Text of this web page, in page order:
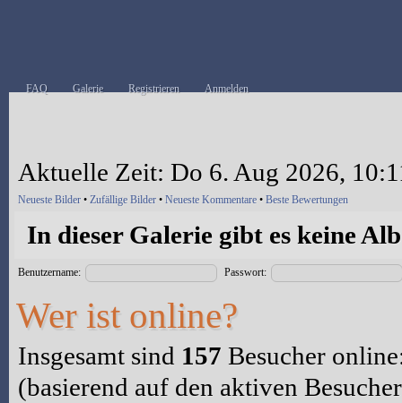
FAQ Galerie Registrieren Anmelden
Aktuelle Zeit: Do 6. Aug 2026,
Neueste Bilder • Zufällige Bilder • Neueste Kommentare • Beste Bewertungen
In dieser Galerie gibt es keine
Benutzername: Passwort:
Wer ist online?
Insgesamt sind 157 Besucher
(basierend auf den aktiven